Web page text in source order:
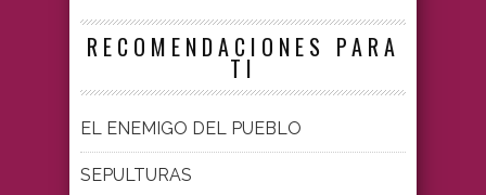
RECOMENDACIONES PARA
TI
EL ENEMIGO DEL PUEBLO
SEPULTURAS